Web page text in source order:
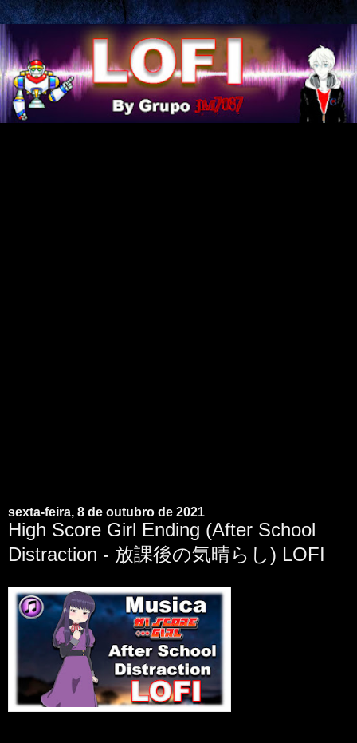
sexta-feira, 8 de outubro de 2021
High Score Girl Ending (After School
Distraction - 放課後の気晴らし) LOFI